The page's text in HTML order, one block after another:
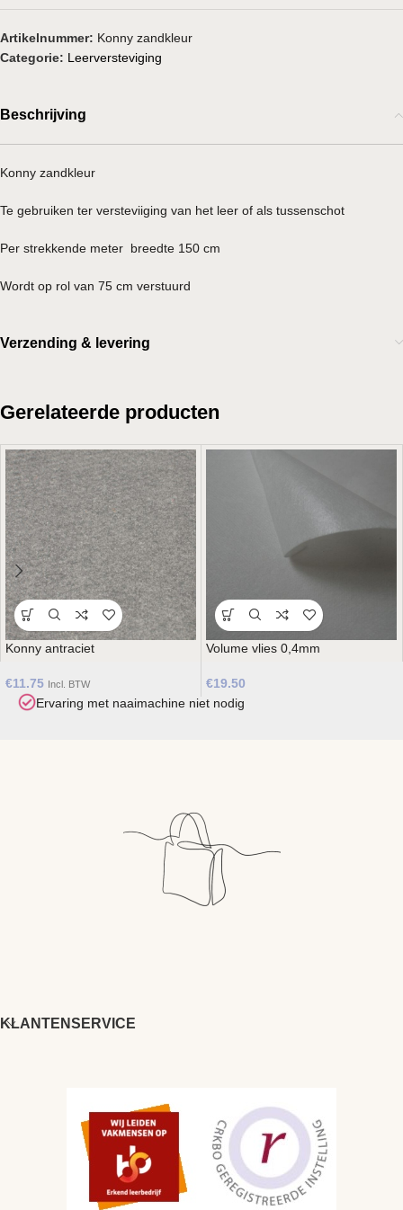
Artikelnummer: Konny zandkleur
Categorie: Leerversteviging
Beschrijving
Konny zandkleur
Te gebruiken ter versteviiging van het leer of als tussenschot
Per strekkende meter breedte 150 cm
Wordt op rol van 75 cm verstuurd
Verzending & levering
Gerelateerde producten
Konny antraciet
€11.75 Incl. BTW
Volume vlies 0,4mm
€19.50
Ervaring met naaimachine niet nodig
KLANTENSERVICE